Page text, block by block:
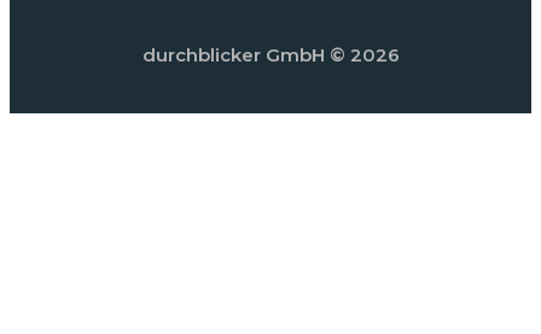
durchblicker GmbH © 2026